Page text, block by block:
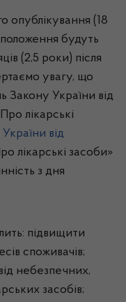
опублікування (18
будуть
(2,5 роки) після
увагу, що
Закону України від
лікарські
від
лікарські засоби»
з дня
підвищити
споживачів;
небезпечних,
засобів;